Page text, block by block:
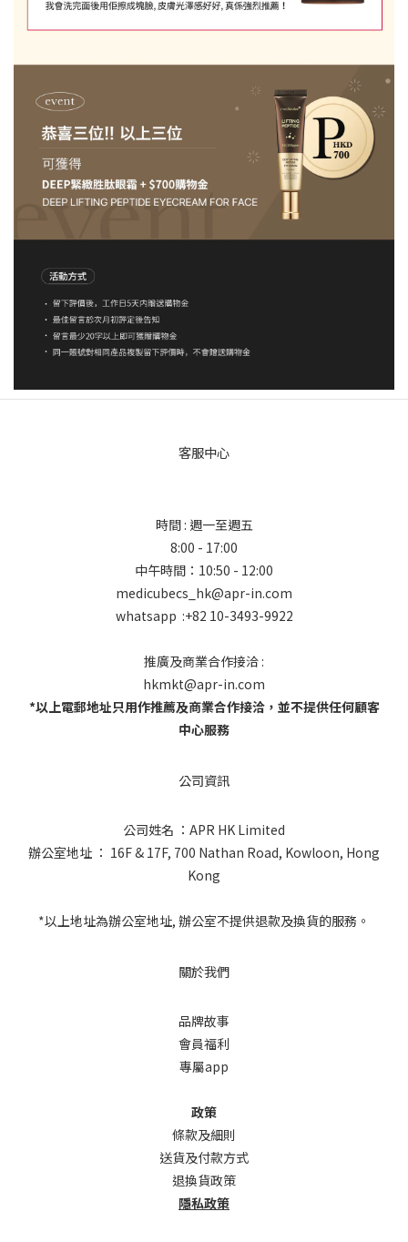
客服中心
時間 : 週一至週五
8:00 - 17:00
中午時間：10:50 - 12:00
medicubecs_hk@apr-in.com
whatsapp :+82 10-3493-9922
推廣及商業合作接洽 :
hkmkt@apr-in.com
*以上電郵地址只用作推薦及商業合作接洽，並不提供任何顧客
中心服務
公司資訊
公司姓名 ：APR HK Limited
辦公室地址 ： 16F & 17F, 700 Nathan Road, Kowloon, Hong
Kong
*以上地址為辦公室地址, 辦公室不提供退款及換貨的服務。
關於我們
品牌故事
會員福利
專屬app
政策
條款及細則
送貨及付款方式
退換貨政策
隱私政策